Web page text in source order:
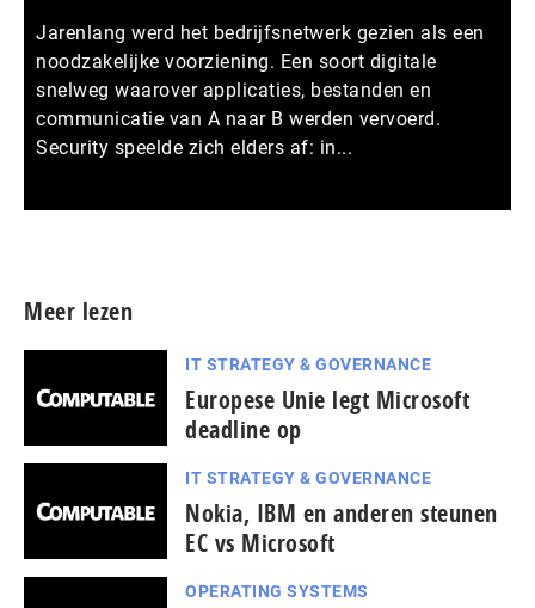
Jarenlang werd het bedrijfsnetwerk gezien als een
noodzakelijke voorziening. Een soort digitale
snelweg waarover applicaties, bestanden en
communicatie van A naar B werden vervoerd.
Security speelde zich elders af: in...
Meer lezen
IT STRATEGY & GOVERNANCE
Europese Unie legt Microsoft
deadline op
IT STRATEGY & GOVERNANCE
Nokia, IBM en anderen steunen
EC vs Microsoft
OPERATING SYSTEMS